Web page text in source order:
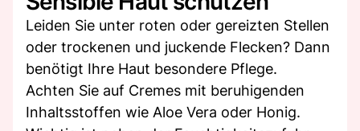
Leiden Sie unter roten oder gereizten Stellen
oder trockenen und juckende Flecken? Dann
benötigt Ihre Haut besondere Pflege.
Achten Sie auf Cremes mit beruhigenden
Inhaltsstoffen wie Aloe Vera oder Honig.